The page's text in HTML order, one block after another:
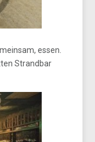
essen.
Strandbar